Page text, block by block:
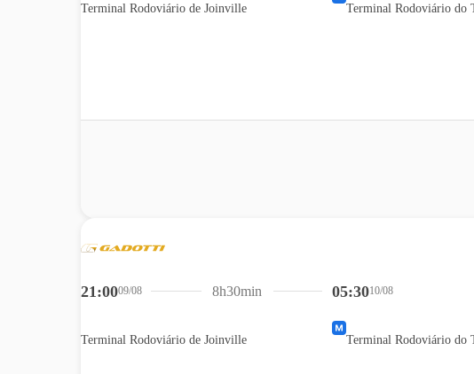
Terminal Rodoviário de Joinville Terminal Rodoviário do
21:0009/08
Terminal Rodoviário de Joinville
05:3010/08
Terminal Rodoviário do
8h30min